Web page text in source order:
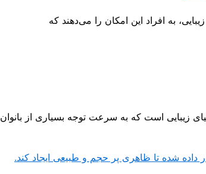
به افراد این امکان را می‌دهند که
زیبایی است که به سرعت توجه بسیاری از بانوان